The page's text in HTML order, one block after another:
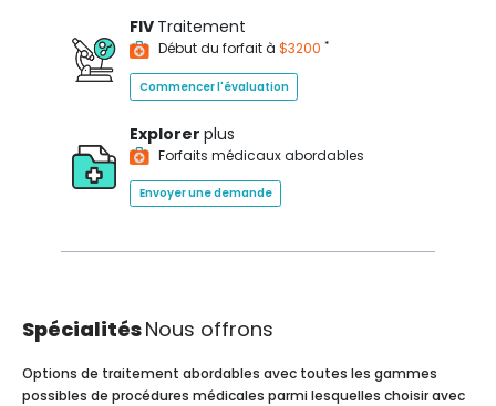
FIV Traitement
Début du forfait à $3200 *
Commencer l'évaluation
Explorer plus
Forfaits médicaux abordables
Envoyer une demande
SpécialitésNous offrons
Options de traitement abordables avec toutes les gammes
possibles de procédures médicales parmi lesquelles choisir avec